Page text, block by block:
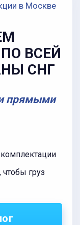
в Москве
ВСЕЙ
СНГ
прямыми
груз